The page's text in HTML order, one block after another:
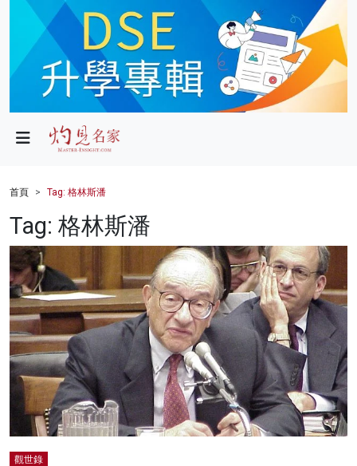
政局
財經
健康
商業
科技
影片
名家榜
灼見活動
首頁 Tag: 格林斯潘
Tag: 格林斯潘
觀世錄